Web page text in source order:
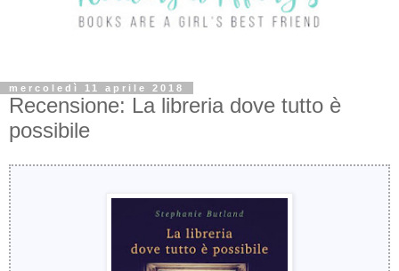
mercoledì 11 aprile 2018
Recensione: La libreria dove tutto è
possibile